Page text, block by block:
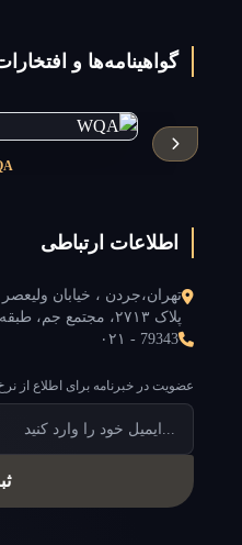
گواهینامه‌ها و
اطلاعات ارتباطی
تهران،جردن ، خیابان
پلاک ۲۷۱۳، مجتمع جم، طبقه نهم، واحد ۲
۰۲۱ - 79343
عضویت در خبرنامه برای اطلاع از